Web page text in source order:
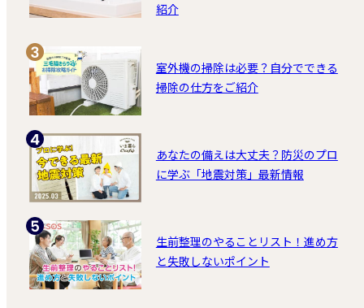
紹介
室外機の掃除は必要？自分でできる
掃除の仕方をご紹介
あなたの備えは大丈夫？防災のプロ
に学ぶ「地震対策」最新情報
生前整理のやることリスト！進め方
と失敗しないポイント